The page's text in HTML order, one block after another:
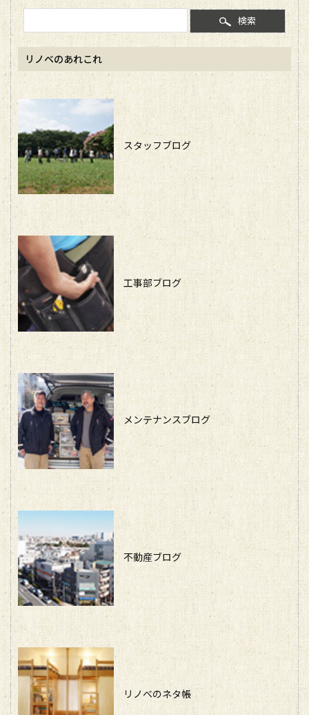
検索
リノベのあれこれ
スタッフブログ
工事部ブログ
メンテナンスブログ
不動産ブログ
リノベのネタ帳